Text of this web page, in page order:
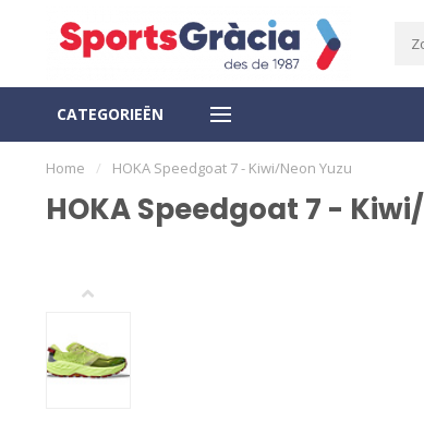
CATEGORIEËN
VEILIGE BETALING
Home / HOKA Speedgoat 7 - Kiwi/Neon Yuzu
HOKA Speedgoat 7 -